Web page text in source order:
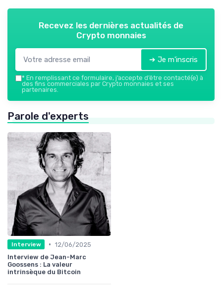
Recevez les dernières actualités de
Crypto monnaies
➔ Je m'inscris
* En remplissant ce formulaire, j’accepte d’être contacté(e) à
des fins commerciales par Crypto monnaies et ses
partenaires.
Parole d'experts
Interview • 12/06/2025
Interview de Jean-Marc
Goossens : La valeur
intrinsèque du Bitcoin